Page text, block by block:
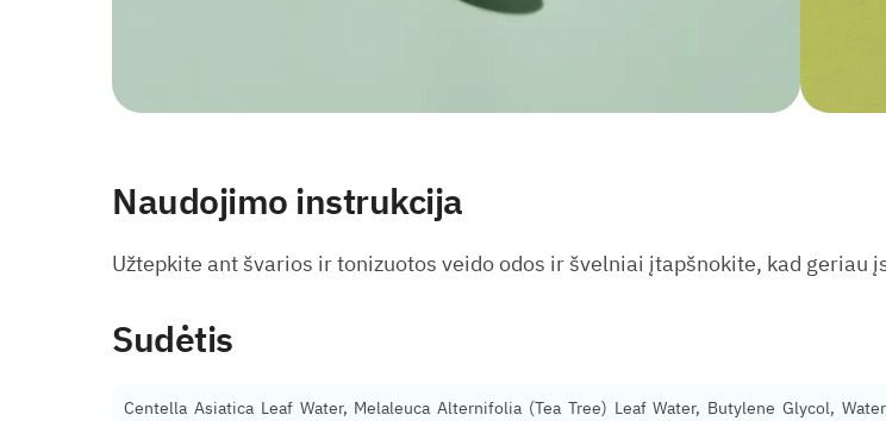
El.
Naudojimo instrukcija
Užtepkite ant švarios ir tonizuotos veido odos ir švelniai įtapšnokite, kad geriau
Sudėtis
Centella Asiatica Leaf Water, Melaleuca Alternifolia (Tea Tree) Leaf Water, Butylene Glycol,